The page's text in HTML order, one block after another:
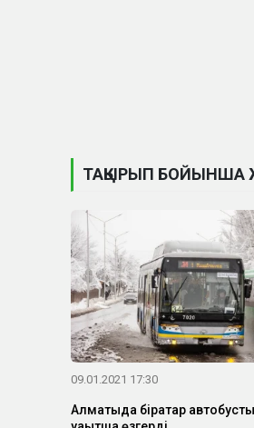
ТАҚЫРЫП БОЙЫНША
09.01.2021 17:30
Алматыда бірқатар